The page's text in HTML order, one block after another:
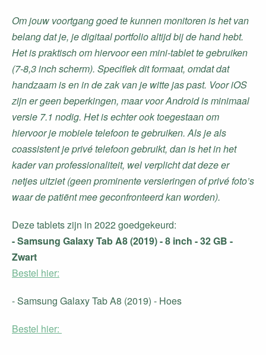
Om jouw voortgang goed te kunnen monitoren is het van
belang dat je, je digitaal portfolio altijd bij de hand hebt.
Het is praktisch om hiervoor een mini-tablet te gebruiken
(7-8,3 inch scherm). Specifiek dit formaat, omdat dat
handzaam is en in de zak van je witte jas past. Voor iOS
zijn er geen beperkingen, maar voor Android is minimaal
versie 7.1 nodig. Het is echter ook toegestaan om
hiervoor je mobiele telefoon te gebruiken. Als je als
coassistent je privé telefoon gebruikt, dan is het in het
kader van professionaliteit, wel verplicht dat deze er
netjes uitziet (geen prominente versieringen of privé foto’s
waar de patiënt mee geconfronteerd kan worden).
Deze tablets zijn in 2022 goedgekeurd:
- Samsung Galaxy Tab A8 (2019) - 8 inch - 32 GB -
Zwart
Bestel hier:
- Samsung Galaxy Tab A8 (2019) - Hoes
Bestel hier: